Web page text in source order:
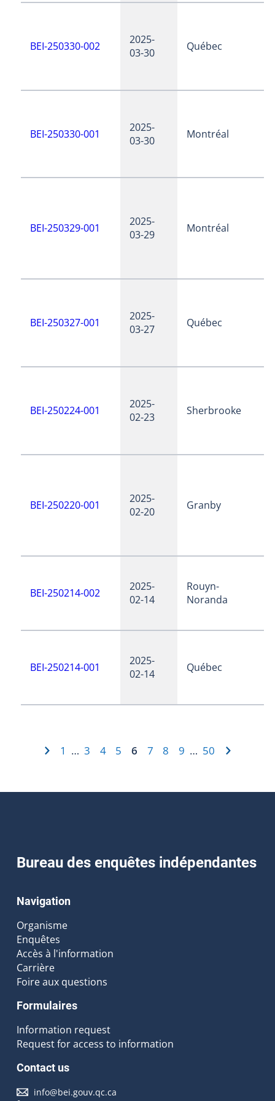
BEI-250330-002
2025-
03-30
Québec
BEI-250330-001
2025-
03-30
Montréal
BEI-250329-001
2025-
03-29
Montréal
BEI-250327-001
2025-
03-27
Québec
BEI-250224-001
2025-
02-23
Sherbrooke
BEI-250220-001
2025-
02-20
Granby
BEI-250214-002
2025-
02-14
Rouyn-
Noranda
BEI-250214-001
2025-
02-14
Québec
1 … 3 4 5 6 7 8 9 … 50
Bureau des enquêtes indépendantes
Navigation
Organisme
Enquêtes
Accès à l'information
Carrière
Foire aux questions
Formulaires
Information request
Request for access to information
Contact us
info@bei.gouv.qc.ca